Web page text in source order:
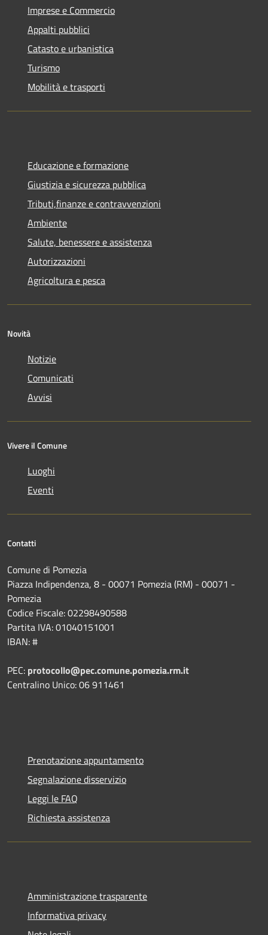
Imprese e Commercio
Appalti pubblici
Catasto e urbanistica
Turismo
Mobilità e trasporti
Educazione e formazione
Giustizia e sicurezza pubblica
Tributi,finanze e contravvenzioni
Ambiente
Salute, benessere e assistenza
Autorizzazioni
Agricoltura e pesca
Novità
Notizie
Comunicati
Avvisi
Vivere il Comune
Luoghi
Eventi
Contatti
Comune di Pomezia
Piazza Indipendenza, 8 - 00071 Pomezia (RM) - 00071 -
Pomezia
Codice Fiscale: 02298490588
Partita IVA: 01040151001
IBAN: #
PEC: protocollo@pec.comune.pomezia.rm.it
Centralino Unico: 06 911461
Prenotazione appuntamento
Segnalazione disservizio
Leggi le FAQ
Richiesta assistenza
Amministrazione trasparente
Informativa privacy